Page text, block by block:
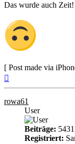
Das wurde auch Zeit!
[ Post made via
rowa61
User
Beiträge: 5431
Registriert: